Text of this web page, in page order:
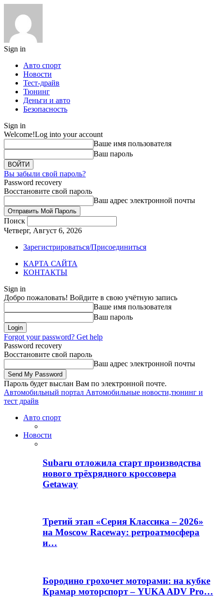
Sign in
Авто спорт
Новости
Тест-драйв
Тюнинг
Деньги и авто
Безопасность
Sign in
Welcome!Log into your account
Ваше имя пользователя
Ваш пароль
Вы забыли свой пароль?
Password recovery
Восстановите свой пароль
Ваш адрес электронной почты
Поиск
Четверг, Август 6, 2026
Зарегистрироваться/Присоединиться
КАРТА САЙТА
КОНТАКТЫ
Sign in
Добро пожаловать! Войдите в свою учётную запись
Ваше имя пользователя
Ваш пароль
Forgot your password? Get help
Password recovery
Восстановите свой пароль
Ваш адрес электронной почты
Пароль будет выслан Вам по электронной почте.
Автомобильный портал Автомобильные новости,тюнинг и
тест драйв
Авто спорт
Новости
Subaru отложила старт производства
нового трёхрядного кроссовера
Getaway
Третий этап «Серия Классика – 2026»
на Moscow Raceway: ретроатмосфера
и…
Бородино грохочет моторами: на кубке
Крамар моторспорт – YUKA ADV Pro…